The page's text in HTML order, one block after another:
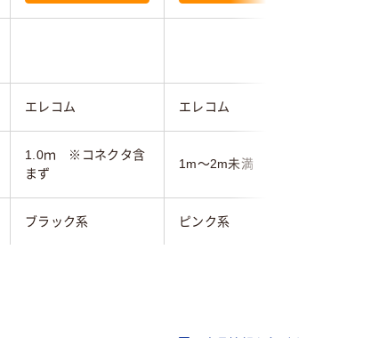
エレコム エレコム
1.0ｍ ※コネクタ含
まず
1m～2m未満
ブラック系 ピンク系